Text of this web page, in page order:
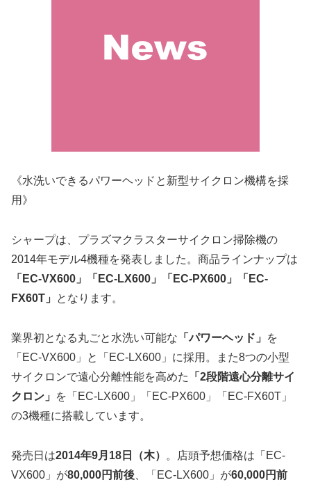
《水洗いできるパワーヘッドと新型サイクロン機構を採
用》
シャープは、プラズマクラスターサイクロン掃除機の
2014年モデル4機種を発表しました。商品ラインナップは
「EC-VX600」「EC-LX600」「EC-PX600」「EC-
FX60T」
となります。
業界初となる丸ごと水洗い可能な 「パワーヘッド」
を
「EC-VX600」と「EC-LX600」に採用。また8つの小型
サイクロンで遠心分離性能を高めた
「2段階遠心分離サイ
クロン」
を「EC-LX600」「EC-PX600」「EC-FX60T」
の3機種に搭載しています。
発売日は2014年9月18日（木）
。店頭予想価格は「EC-
VX600」が80,000円前後 、「EC-LX600」が60,000円前